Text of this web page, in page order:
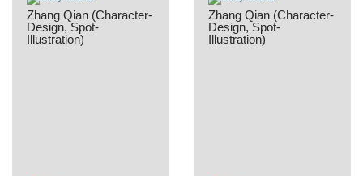
Zhang Qian (Character-
Design, Spot-
Illustration)
Zhang Qian (Character-
Design, Spot-
Illustration)